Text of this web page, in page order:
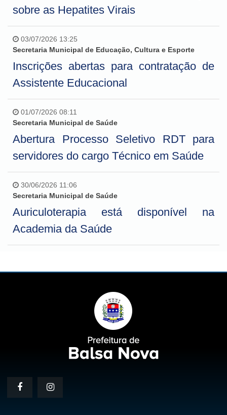
sobre as Hepatites Virais
03/07/2026 13:25
Secretaria Municipal de Educação, Cultura e Esporte
Inscrições abertas para contratação de
Assistente Educacional
01/07/2026 08:11
Secretaria Municipal de Saúde
Abertura Processo Seletivo RDT para
servidores do cargo Técnico em Saúde
30/06/2026 11:06
Secretaria Municipal de Saúde
Auriculoterapia está disponível na
Academia da Saúde